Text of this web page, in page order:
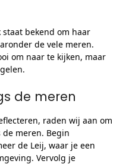
bekend om haar
de vele meren.
om naar te kijken, maar
de meren
raden wij aan om
meren. Begin
de Leij, waar je een
Vervolg je